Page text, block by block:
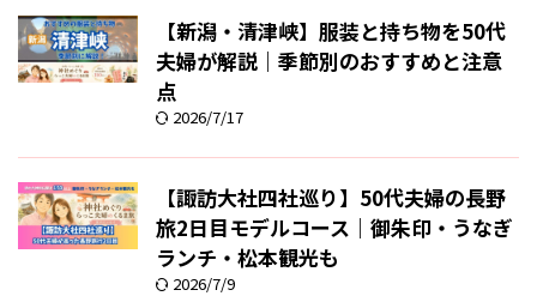
【新潟・清津峡】服装と持ち物を50代
夫婦が解説｜季節別のおすすめと注意
点
2026/7/17
【諏訪大社四社巡り】50代夫婦の長野
旅2日目モデルコース｜御朱印・うなぎ
ランチ・松本観光も
2026/7/9